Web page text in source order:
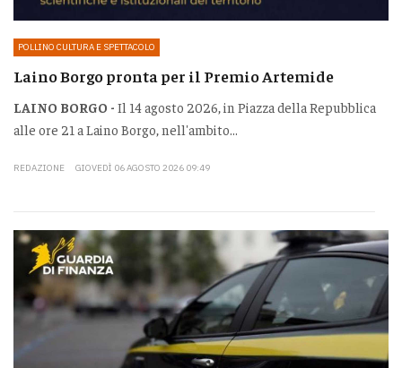
POLLINO CULTURA E SPETTACOLO
Laino Borgo pronta per il Premio Artemide
LAINO BORGO - Il 14 agosto 2026, in Piazza della Repubblica
alle ore 21 a Laino Borgo, nell'ambito...
REDAZIONE GIOVEDÌ 06 AGOSTO 2026 09:49